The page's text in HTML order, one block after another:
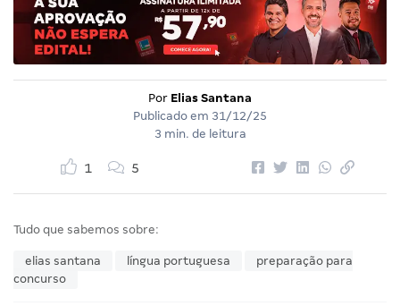
Por Elias Santana
Publicado em 31/12/25
3 min. de leitura
1 5
Tudo que sabemos sobre:
elias santana língua portuguesa
preparação para
concurso